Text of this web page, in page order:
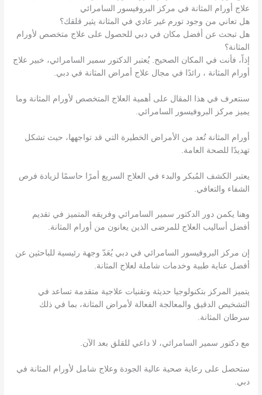
علاج أورام المثانة في مركز البروفيسور السامرائي
هل تعاني من وجود تورم غير عادي في المثانة يثير قلقك؟
هل تبحث عن أفضل مكان في دبي للحصول على علاج متخصص لأورام
المثانة؟
إذاً، فأنت في المكان الصحيح. يُعتبر الدكتور سمير السامرائي، خبير علاج
أورام المثانة ، رائدًا في مجال علاج أمراض المثانة في دبي.
سنتعرف في هذا المقال على أهمية العلاج المتخصص لأورام المثانة وما
يميز مركز البروفيسور السامرائي.
أورام المثانة تُعد من الأمراض الخطيرة التي قد تواجهها، حيث تشكل
تهديدًا للصحة العامة.
يعتبر الكشف المُبكر والبدء في العلاج السريع أمرًا حاسمًا لزيادة فرص
الشفاء والتعافي.
وهنا يكمن دور الدكتور سمير السامرائي وفريقه المتميز في تقديم
أفضل أساليب العلاج للمرضى الذين يعانون من أورام المثانة.
إن مركز البروفيسور السامرائي في دبي يُعَدّ وجهة رئيسية للباحثين عن
أفضل عناية طبية وخدمات شاملة لعلاج المثانة.
يتميز المركز بتكنولوجيا حديثة وتقنيات علاجية متقدمة تساعد في
التشخيص الدقيق والمعالجة الفعالة لأمراض المثانة، بما في ذلك
سرطان المثانة.
مع دكتور سمير السامرائي، لا داعي للقلق بعد الآن.
ستحصل على رعاية صحية عالية الجودة وعلاج شامل لأورام المثانة في
دبي.